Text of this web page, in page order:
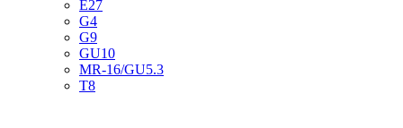
E27
G4
G9
GU10
MR-16/GU5.3
T8